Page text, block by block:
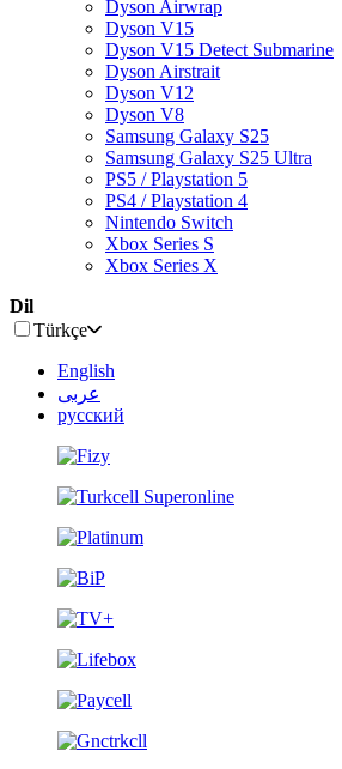
Dyson Airwrap
Dyson V15
Dyson V15 Detect Submarine
Dyson Airstrait
Dyson V12
Dyson V8
Samsung Galaxy S25
Samsung Galaxy S25 Ultra
PS5 / Playstation 5
PS4 / Playstation 4
Nintendo Switch
Xbox Series S
Xbox Series X
Dil
Türkçe
English
عربى
русский